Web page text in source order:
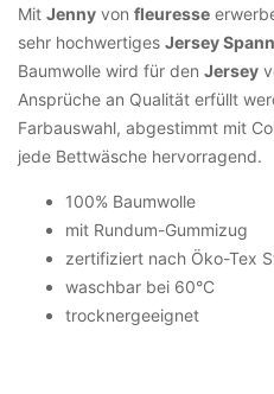
Mit Jenny von fleuresse
sehr hochwertiges Jersey
Baumwolle wird für den Jersey
Ansprüche an Qualität erfüllt
Farbauswahl, abgestimmt mit
jede Bettwäsche hervorragend.
100% Baumwolle
mit Rundum-Gummizug
zertifiziert nach Öko-Tex
waschbar bei 60°C
trocknergeeignet